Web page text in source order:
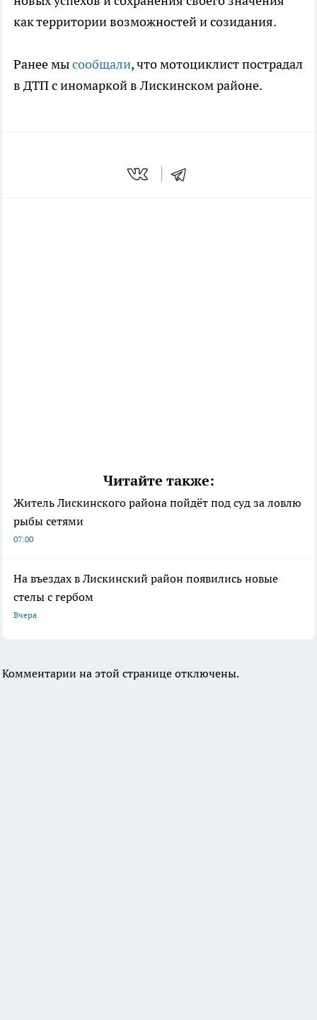
как территории возможностей и созидания.
Ранее мысообщали, что мотоциклист пострадал
в ДТП с иномаркой в Лискинском районе.
Читайте также:
Житель Лискинского района пойдёт под суд за ловлю
рыбы сетями
07:00
На въездах в Лискинский район появились новые
стелы с гербом
Вчера
Комментарии на этой странице отключены.